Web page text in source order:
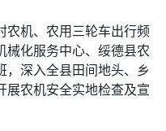
农机、农用三轮车出行频
械化服务中心、绥德县农
，深入全县田间地头、乡
展农机安全实地检查及宣